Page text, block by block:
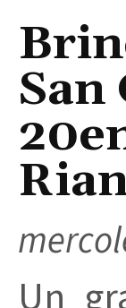
San